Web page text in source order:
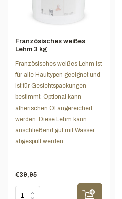
Französisches weißes
Lehm 3 kg
Französisches weißes Lehm ist
für alle Hauttypen geeignet und
ist für Gesichtspackungen
bestimmt. Optional kann
ätherischen Öl angereichert
werden. Diese Lehm kann
anschließend gut mit Wasser
abgespült werden.
€39,95